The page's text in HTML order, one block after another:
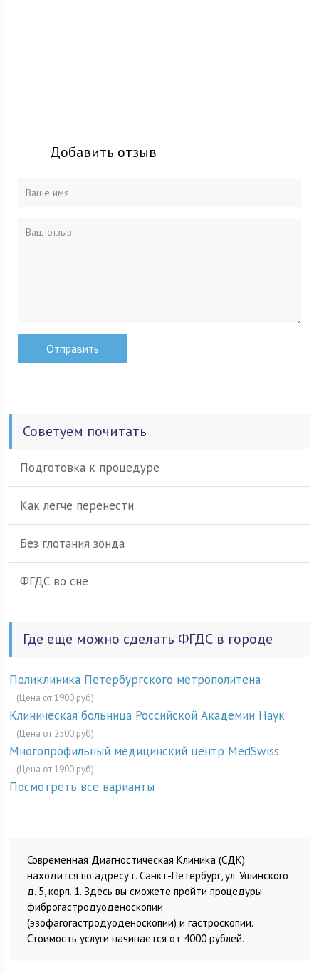
Добавить отзыв
Советуем почитать
Подготовка к процедуре
Как легче перенести
Без глотания зонда
ФГДС во сне
Где еще можно сделать ФГДС в городе
Поликлиника Петербургского метрополитена
(Цена от 1900 руб)
Клиническая больница Российской Академии Наук
(Цена от 2500 руб)
Многопрофильный медицинский центр MedSwiss
(Цена от 1900 руб)
Посмотреть все варианты
Современная Диагностическая Клиника (СДК)
находится по адресу г. Санкт-Петербург, ул. Ушинского
д. 5, корп. 1. Здесь вы сможете пройти процедуры
фиброгастродуоденоскопии
(эзофагогастродуоденоскопии) и гастроскопии.
Стоимость услуги начинается от 4000 рублей.